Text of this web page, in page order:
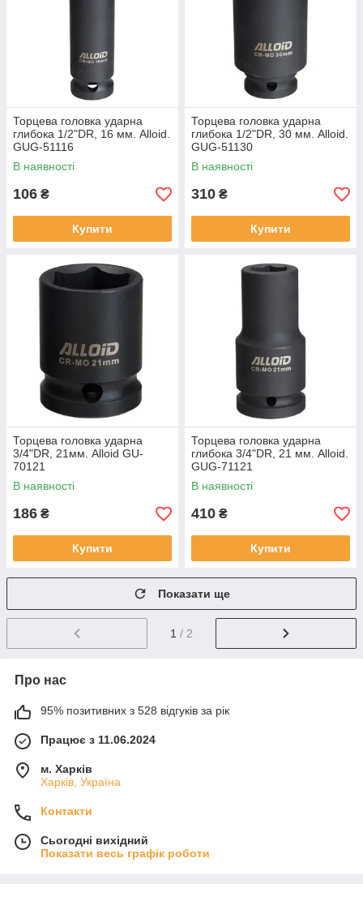
Торцева головка ударна
глибока 1/2"DR, 16 мм. Alloid.
GUG-51116
В наявності
106 ₴
Купити
Торцева головка ударна
глибока 1/2"DR, 30 мм. Alloid.
GUG-51130
В наявності
310 ₴
Купити
Торцева головка ударна
3/4"DR, 21мм. Alloid GU-
70121
В наявності
186 ₴
Купити
Торцева головка ударна
глибока 3/4"DR, 21 мм. Alloid.
GUG-71121
В наявності
410 ₴
Купити
Показати ще
1 / 2
Про нас
95% позитивних з 528 відгуків за рік
Працює з 11.06.2024
м. Харків
Харків, Україна
Контакти
Сьогодні вихідний
Показати весь графік роботи